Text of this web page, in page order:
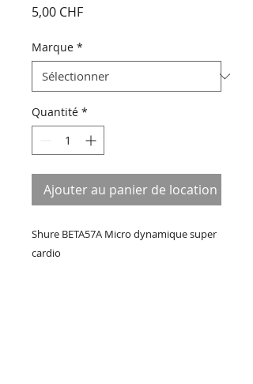
5,00 CHFPrix
Marque *
Quantité *
Ajouter au panier de location
Shure BETA57A Micro dynamique super
cardio